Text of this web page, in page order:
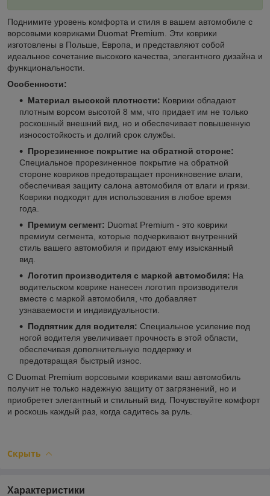
Поднимите уровень комфорта и стиля в вашем автомобиле с
ворсовыми ковриками Duomat Premium. Эти коврики
изготовлены в Польше, Европа, и представляют собой
идеальное сочетание высокого качества, элегантного дизайна и
функциональности.
Особенности:
Материал высокой плотности: Коврики обладают
плотным ворсом высотой 8 мм, что придает им не только
роскошный внешний вид, но и обеспечивает повышенную
износостойкость и долгий срок службы.
Прорезиненное покрытие на обратной стороне:
Специальное прорезиненное покрытие на обратной
стороне ковриков предотвращает проникновение влаги,
обеспечивая защиту салона автомобиля от влаги и грязи.
Коврики подходят для использования в любое время
года.
Премиум сегмент: Duomat Premium - это коврики
премиум сегмента, которые подчеркивают внутренний
стиль вашего автомобиля и придают ему изысканный
вид.
Логотип производителя с маркой автомобиля: На
водительском коврике нанесен логотип производителя
вместе с маркой автомобиля, что добавляет
узнаваемости и индивидуальности.
Подпятник для водителя: Специальное усиление под
ногой водителя увеличивает прочность в этой области,
обеспечивая дополнительную поддержку и
предотвращая быстрый износ.
С Duomat Premium ворсовыми ковриками ваш автомобиль
получит не только надежную защиту от загрязнений, но и
приобретет элегантный и стильный вид. Почувствуйте комфорт
и роскошь каждый раз, когда садитесь за руль.
Скрыть
Характеристики